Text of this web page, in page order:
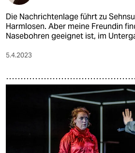
Die Nachrichtenlage führt zu
Harmlosen. Aber meine Freundin
Nasebohren geeignet ist, im
5.4.2023